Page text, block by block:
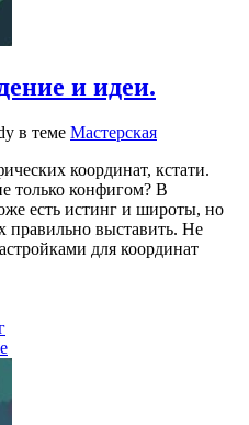
и идеи.
в теме Мастерская
координат, кстати.
только конфигом? В
есть истинг и широты, но
правильно выставить. Не
для координат